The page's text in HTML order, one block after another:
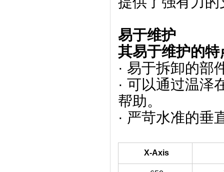
易于维护
其易于维护的
· 易于拆卸的部
· 可以通过温泽
帮助。
· 严苛水准的垂
X-Axis